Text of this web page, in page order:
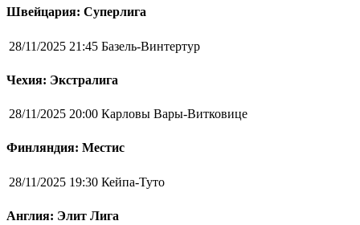
Швейцария: Суперлига
28/11/2025 21:45 Базель-Винтертур
Чехия: Экстралига
28/11/2025 20:00 Карловы Вары-Витковице
Финляндия: Местис
28/11/2025 19:30 Кейпа-Туто
Англия: Элит Лига